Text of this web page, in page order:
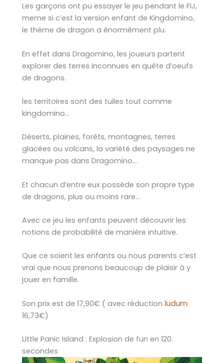
Les garçons ont pu essayer le jeu pendant le FIJ,
meme si c’est la version enfant de Kingdomino,
le thème de dragon a énormément plu.
En effet dans Dragomino, les joueurs partent
explorer des terres inconnues en quête d’oeufs
de dragons.
les territoires sont des tuiles tout comme
kingdomino…
Déserts, plaines, forêts, montagnes, terres
glacées ou volcans, la variété des paysages ne
manque pas dans Dragomino…
Et chacun d’entre eux possède son propre type
de dragons, plus ou moins rare…
Avec ce jeu les enfants peuvent découvrir les
notions de probabilité de manière intuitive.
Que ce soient les enfants ou nous parents c’est
vrai que nous prenons beaucoup de plaisir à y
jouer en famille.
Son prix est de 17,90€ ( avec réduction ludum
16,73€)
Little Panic Island : Explosion de fun en 120
secondes